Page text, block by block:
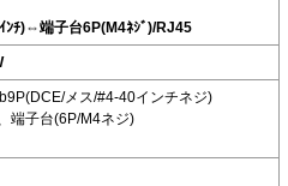
ﾝﾁ)⇔端子台6P(M4ﾈｼﾞ)/RJ45
メス/#4-40インチネジ)
端子台(6P/M4ネジ)